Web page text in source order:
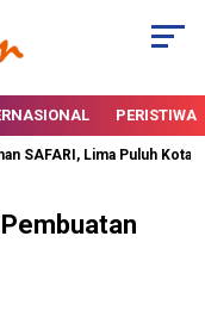
PERISTIWA
Lima Puluh Kota